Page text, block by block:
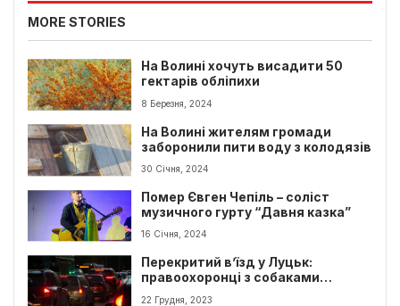
MORE STORIES
На Волині хочуть висадити 50
гектарів обліпихи
8 Березня, 2024
На Волині жителям громади
заборонили пити воду з колодязів
30 Січня, 2024
Помер Євген Чепіль – соліст
музичного гурту “Давня казка”
16 Січня, 2024
Перекритий в’їзд у Луцьк:
правоохоронці з собаками
перевіряють кожну автівку
22 Грудня, 2023